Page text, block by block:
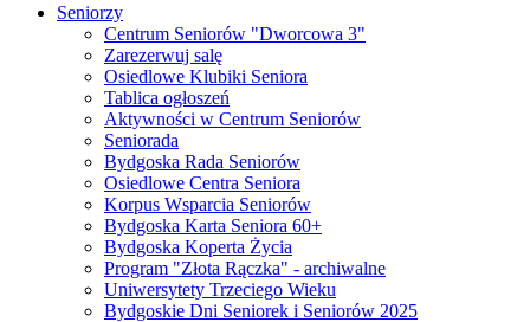
Seniorzy
Centrum Seniorów "Dworcowa 3"
Zarezerwuj salę
Osiedlowe Klubiki Seniora
Tablica ogłoszeń
Aktywności w Centrum Seniorów
Seniorada
Bydgoska Rada Seniorów
Osiedlowe Centra Seniora
Korpus Wsparcia Seniorów
Bydgoska Karta Seniora 60+
Bydgoska Koperta Życia
Program "Złota Rączka" - archiwalne
Uniwersytety Trzeciego Wieku
Bydgoskie Dni Seniorek i Seniorów 2025